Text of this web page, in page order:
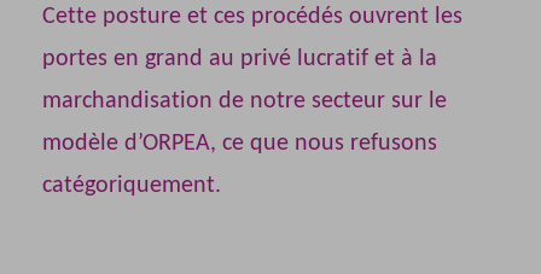
Cette posture et ces procédés ouvrent les
portes en grand au privé lucratif et à la
marchandisation de notre secteur sur le
modèle d’ORPEA, ce que nous refusons
catégoriquement.